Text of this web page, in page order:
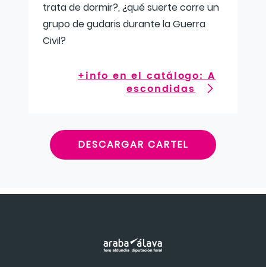
trata de dormir?, ¿qué suerte corre un
grupo de gudaris durante la Guerra
Civil?
+info en el catálogo: A
escondidas
DESCARGAR CARTEL